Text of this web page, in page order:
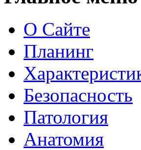
О Сайте
Планинг
Безопасность
Патология
Анатомия